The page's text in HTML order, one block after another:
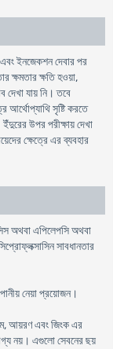
ইনজেকশন দেবার পর
ক্ষমতার ক্ষতি হওয়া,
যায় নি। তবে
আর্থোপ্যাথি সৃষ্টি করতে
উপর পরীক্ষায় দেখা
ক্ষেত্রে এর ব্যবহার
অথবা এপিলেপসি অথবা
সাবধানতার
নেয়া প্রয়োজন।
আয়রণ এবং জিংক এর
নয়। এগুলো সেবনের ছয়